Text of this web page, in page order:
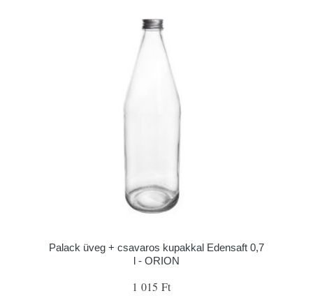
Palack üveg + csavaros kupakkal Edensaft 0,7
l - ORION
1 015 Ft